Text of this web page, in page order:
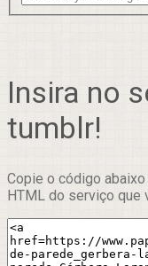
Insira no
tumblr!
Copie o código
HTML do serviço que